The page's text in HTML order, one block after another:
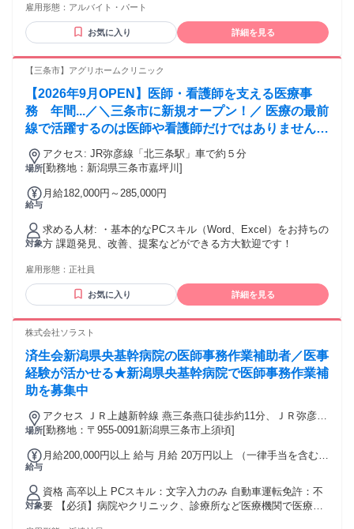
のご応募お待ちしています！！】飲食店（居酒屋・ファミレ
ス・カフェ・喫茶店・焼肉・ラーメン）・接客・販売・事
務・介護・土木作業員・建築作業員・現場作業員・警備員な
をお探しの方 ・正社員、アルバイト・パート、契約社員、な
のお仕事をお探しの方 ・土日祝休みから平日も休めるお仕事
をお探しの方 ・ハローワークでしっかり稼げるお仕事が見つ
からなかった・・・という方も是非一度ご応募ください。
雇用形態： アルバイト・パート
お気に入り 詳細を見る
【三条市】アグリホームクリニック
【2026年9月OPEN】医師・看護師を支える医療事
務 年間...／＼三条市に新規オープン！／ 医療の最前
線で活躍するのは医師や看護師だけではありません。
私たち事務スタッフは医療チームを支える欠かせない
存在です。 患者様と直接診療を行う仕事ではありま
ックオフィスから支えながら、人の役に立てるやりが
場所
アクセス: JR弥彦線「北三条駅」車で約５分
[勤務地：新潟県三条市嘉坪川]
給与
月給182,000円～285,000円
対象
求める人材: ・基本的なPCスキル（Word、Excel）をお持ちの
方 課題発見、改善、提案などができる方大歓迎です！
雇用形態： 正社員
お気に入り 詳細を見る
株式会社ソラスト
済生会新潟県央基幹病院の医師事務作業補助者／医事
経験が活かせる★新潟県央基幹病院で医師事務作業補
助を募集中
場所
アクセス ＪＲ上越新幹線 燕三条燕口徒歩約11分、ＪＲ弥彦線
燕三条燕口徒歩約11分、ＪＲ弥彦線 北三条南口徒歩約33分
[勤務地：〒955-0091新潟県三条市上須頃]
給与
月給200,000円以上 給与 月給 20万円以上 （一律手当を含む）
対象
資格 高卒以上 PCスキル：文字入力のみ 自動車運転免許：不
要 【必須】病院やクリニック、診療所など医療機関で医療事